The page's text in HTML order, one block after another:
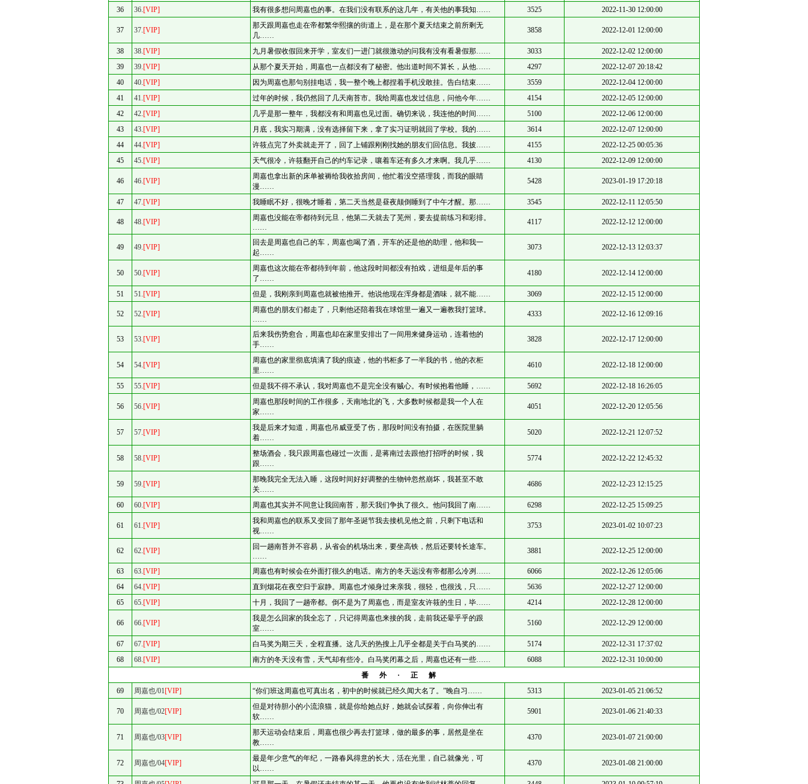
36 36.[VIP] 我有很多想问周嘉也的事。在我们没有联系的这几年，有关他的事我知…… 3525 2022-11-30 12:00:00
37 37.[VIP]
那天跟周嘉也走在帝都繁华熙攘的街道上，是在那个夏天结束之前所剩无
几……
3858 2022-12-01 12:00:00
38 38.[VIP] 九月暑假收假回来开学，室友们一进门就很激动的问我有没有看暑假那…… 3033
2022-12-02 12:00:00
39
39.[VIP] 从那个夏天开始，周嘉也一点都没有了秘密。他出道时间不算长，从他…… 4297
2022-12-07 20:18:42
40
40.[VIP] 因为周嘉也那句别挂电话，我一整个晚上都捏着手机没敢挂。告白结束…… 3559
2022-12-04 12:00:00
41
41.[VIP] 过年的时候，我仍然回了几天南苔市。我给周嘉也发过信息，问他今年…… 4154
2022-12-05 12:00:00
42
42.[VIP] 几乎是那一整年，我都没有和周嘉也见过面。确切来说，我连他的时间…… 5100
2022-12-06 12:00:00
43
43.[VIP] 月底，我实习期满，没有选择留下来，拿了实习证明就回了学校。我的…… 3614
2022-12-07 12:00:00
44
44.[VIP] 许筱点完了外卖就走开了，回了上铺跟刚刚找她的朋友们回信息。我披…… 4155
2022-12-25 00:05:36
45
45.[VIP] 天气很冷，许筱翻开自己的约车记录，嚷着车还有多久才来啊。我几乎…… 4130 2022-12-09 12:00:00
46 46.[VIP]
周嘉也拿出新的床单被褥给我收拾房间，他忙着没空搭理我，而我的眼睛
漫……
5428 2023-01-19 17:20:18
47 47.[VIP] 我睡眠不好，很晚才睡着，第二天当然是昼夜颠倒睡到了中午才醒。那…… 3545 2022-12-11 12:05:50
48 48.[VIP]
周嘉也没能在帝都待到元旦，他第二天就去了芜州，要去提前练习和彩排。
……
4117 2022-12-12 12:00:00
49 49.[VIP]
回去是周嘉也自己的车，周嘉也喝了酒，开车的还是他的助理，他和我一
起……
3073 2022-12-13 12:03:37
50 50.[VIP]
周嘉也这次能在帝都待到年前，他这段时间都没有拍戏，进组是年后的事
了……
4180 2022-12-14 12:00:00
51 51.[VIP] 但是，我刚亲到周嘉也就被他推开。他说他现在浑身都是酒味，就不能…… 3069 2022-12-15 12:00:00
52 52.[VIP]
周嘉也的朋友们都走了，只剩他还陪着我在球馆里一遍又一遍教我打篮球。
……
4333 2022-12-16 12:09:16
53 53.[VIP]
后来我伤势愈合，周嘉也却在家里安排出了一间用来健身运动，连着他的
手……
3828 2022-12-17 12:00:00
54 54.[VIP]
周嘉也的家里彻底填满了我的痕迹，他的书柜多了一半我的书，他的衣柜
里……
4610 2022-12-18 12:00:00
55 55.[VIP] 但是我不得不承认，我对周嘉也不是完全没有贼心。有时候抱着他睡，…… 5692 2022-12-18 16:26:05
56 56.[VIP]
周嘉也那段时间的工作很多，天南地北的飞，大多数时候都是我一个人在
家……
4051 2022-12-20 12:05:56
57 57.[VIP]
我是后来才知道，周嘉也吊威亚受了伤，那段时间没有拍摄，在医院里躺
着……
5020 2022-12-21 12:07:52
58 58.[VIP]
整场酒会，我只跟周嘉也碰过一次面，是蒋南过去跟他打招呼的时候，我
跟……
5774 2022-12-22 12:45:32
59 59.[VIP]
那晚我完全无法入睡，这段时间好好调整的生物钟忽然崩坏，我甚至不敢
关……
4686 2022-12-23 12:15:25
60 60.[VIP] 周嘉也其实并不同意让我回南苔，那天我们争执了很久。他问我回了南…… 6298 2022-12-25 15:09:25
61 61.[VIP]
我和周嘉也的联系又变回了那年圣诞节我去接机见他之前，只剩下电话和
视……
3753 2023-01-02 10:07:23
62 62.[VIP]
回一趟南苔并不容易，从省会的机场出来，要坐高铁，然后还要转长途车。
……
3881 2022-12-25 12:00:00
63 63.[VIP] 周嘉也有时候会在外面打很久的电话。南方的冬天远没有帝都那么冷冽…… 6066
2022-12-26 12:05:06
64
64.[VIP] 直到烟花在夜空归于寂静。周嘉也才倾身过来亲我，很轻，也很浅，只…… 5636
2022-12-27 12:00:00
65
65.[VIP] 十月，我回了一趟帝都。倒不是为了周嘉也，而是室友许筱的生日，毕…… 4214 2022-12-28 12:00:00
66 66.[VIP]
我是怎么回家的我全忘了，只记得周嘉也来接的我，走前我还晕乎乎的跟
室……
5160 2022-12-29 12:00:00
67 67.[VIP] 白马奖为期三天，全程直播。这几天的热搜上几乎全都是关于白马奖的…… 5174
2022-12-31 17:37:02
68
68.[VIP] 南方的冬天没有雪，天气却有些冷。白马奖闭幕之后，周嘉也还有一些…… 6088
2022-12-31 10:00:00
番外·正解
69
周嘉也/01[VIP] “你们班这周嘉也可真出名，初中的时候就已经久闻大名了。”晚自习…… 5313 2023-01-05 21:06:52
70 周嘉也/02[VIP]
但是对待胆小的小流浪猫，就是你给她点好，她就会试探着，向你伸出有
软……
5901 2023-01-06 21:40:33
71 周嘉也/03[VIP]
那天运动会结束后，周嘉也很少再去打篮球，做的最多的事，居然是坐在
教……
4370 2023-01-07 21:00:00
72 周嘉也/04[VIP]
最是年少意气的年纪，一路春风得意的长大，活在光里，自己就像光，可
以……
4370 2023-01-08 21:00:00